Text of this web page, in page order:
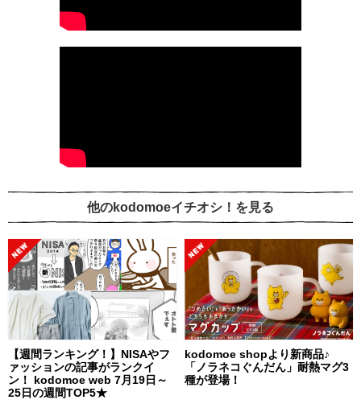
他のkodomoeイチオシ！を見る
【週間ランキング！】NISAやフ
ァッションの記事がランクイ
ン！ kodomoe web 7月19日～
25日の週間TOP5★
kodomoe shopより新商品♪
「ノラネコぐんだん」耐熱マグ3
種が登場！